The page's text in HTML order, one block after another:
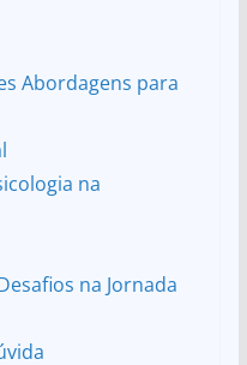
Abordagens para
na
na Jornada